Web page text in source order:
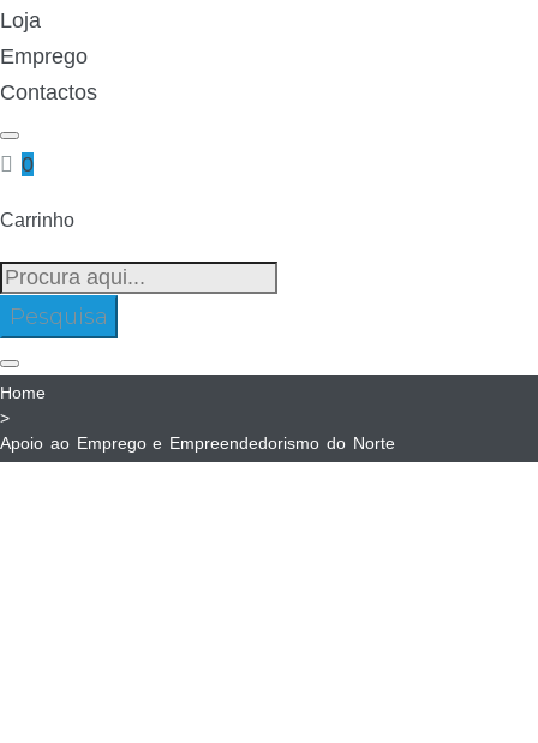
Loja
Emprego
Contactos
0
Carrinho
Pesquisa
para:
Pesquisa
Home
>
Apoio ao Emprego e Empreendedorismo do Norte